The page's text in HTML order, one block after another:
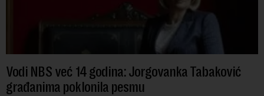
Vodi NBS već 14 godina: Jorgovanka Tabaković
građanima poklonila pesmu